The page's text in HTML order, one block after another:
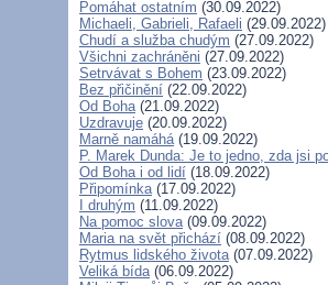
Pomáhat ostatním (30.09.2022)
Michaeli, Gabrieli, Rafaeli (29.09.2022)
Chudí a služba chudým (27.09.2022)
Všichni zachráněni (27.09.2022)
Setrvávat s Bohem (23.09.2022)
Bez přičinění (22.09.2022)
Od Boha(21.09.2022)
Uzdravuje (20.09.2022)
Marně namáhá(19.09.2022)
P. Marek Dunda: Je to jedno, zda jsi
Od Boha i od lidí (18.09.2022)
Připomínka(17.09.2022)
I druhým (11.09.2022)
Na pomoc slova(09.09.2022)
Maria na svět přichází (08.09.2022)
Rytmus lidského života(07.09.2022)
Veliká bída(06.09.2022)